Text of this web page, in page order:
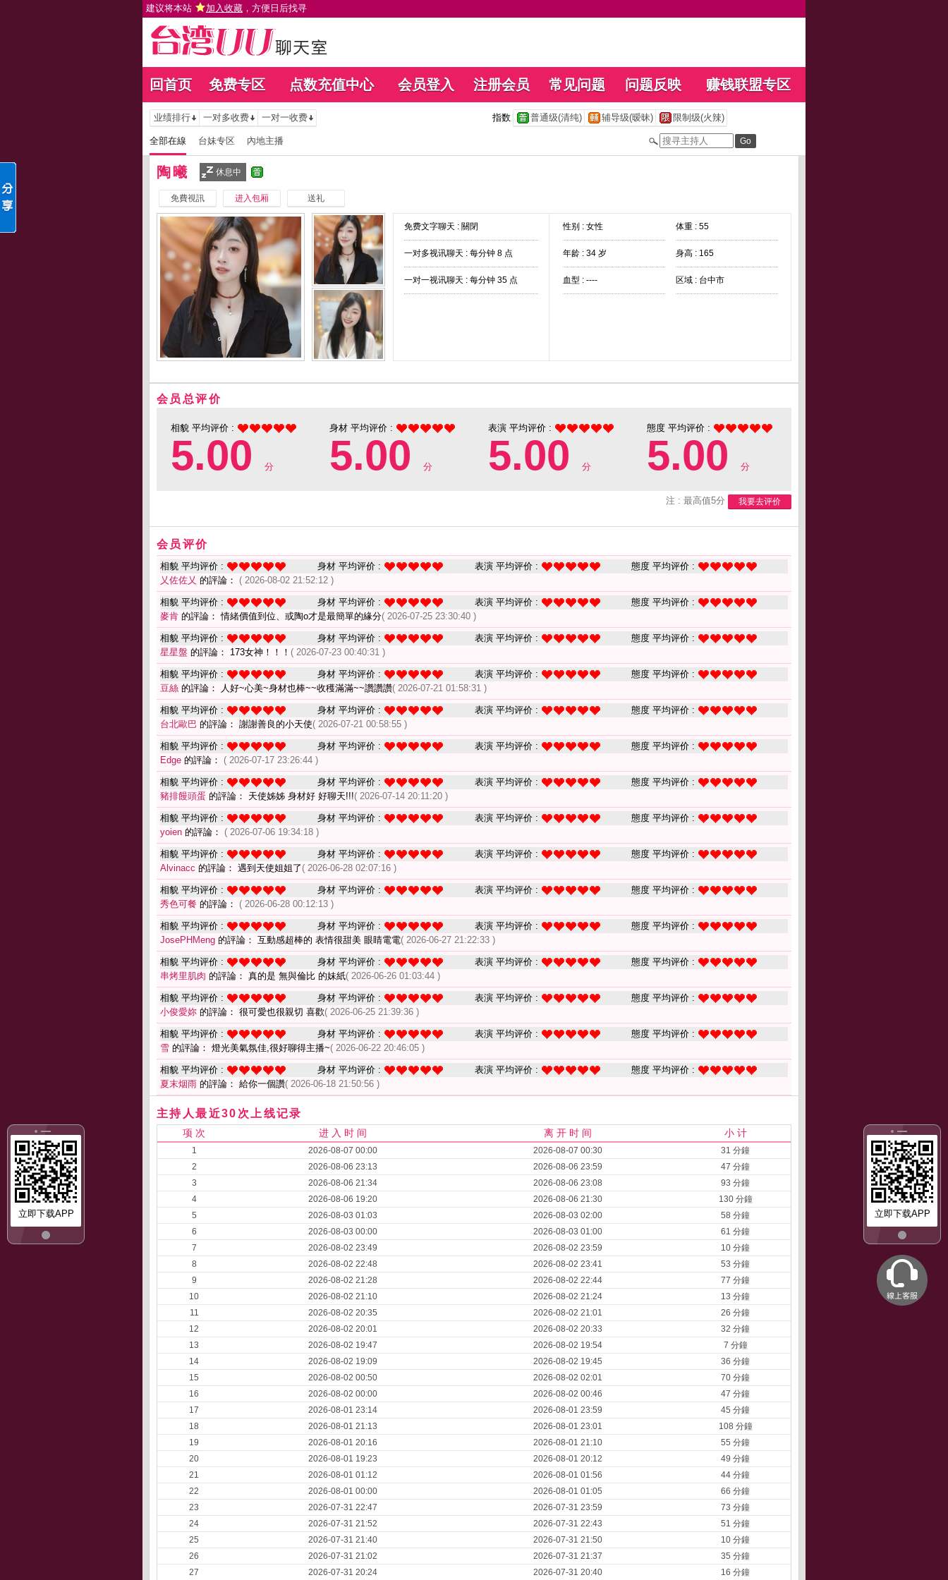
建议将本站 加入收藏 ，方便日后找寻
回首页 免费专区 点数充值中心 会员登入 注册会员 常见问题 问题反映 赚钱联盟专区
立即下载APP
立即下载APP
业绩排行 一对多收费 一对一收费 指数 普通级(清纯) 辅导级(暧昧) 限制级(火辣)
全部在線 台妹专区 內地主播
陶曦 休息中
免費視訊 进入包厢 送礼
免费文字聊天 : 關閉
一对多视讯聊天 : 每分钟 8 点
一对一视讯聊天 : 每分钟 35 点
性别 : 女性 体重 : 55
年龄 : 34 岁 身高 : 165
血型 : ---- 区域 : 台中市
会员总评价
相貌 平均评价 :
5.00 分
身材 平均评价 :
5.00 分
表演 平均评价 :
5.00 分
態度 平均评价 :
5.00 分
注 : 最高值5分 我要去评价
会员评价
相貌 平均评价 : 身材 平均评价 : 表演 平均评价 :
態度 平均评价 :
乂佐佐乂 的評論： ( 2026-08-02 21:52:12 )
相貌 平均评价 : 身材 平均评价 : 表演 平均评价 :
態度 平均评价 :
麥肯 的評論： 情緒價值到位、或陶o才是最簡單的緣分( 2026-07-25 23:30:40 )
相貌 平均评价 : 身材 平均评价 : 表演 平均评价 :
態度 平均评价 :
星星盤 的評論： 173女神！！！ ( 2026-07-23 00:40:31 )
相貌 平均评价 : 身材 平均评价 : 表演 平均评价 :
態度 平均评价 :
豆絲 的評論： 人好~心美~身材也棒~~收穫滿滿~~讚讚讚( 2026-07-21 01:58:31 )
相貌 平均评价 : 身材 平均评价 : 表演 平均评价 :
態度 平均评价 :
台北歐巴 的評論： 謝謝善良的小天使( 2026-07-21 00:58:55 )
相貌 平均评价 : 身材 平均评价 : 表演 平均评价 :
態度 平均评价 :
Edge 的評論： ( 2026-07-17 23:26:44 )
相貌 平均评价 : 身材 平均评价 : 表演 平均评价 :
態度 平均评价 :
豬排饅頭蛋 的評論： 天使姊姊 身材好 好聊天!!!( 2026-07-14 20:11:20 )
相貌 平均评价 : 身材 平均评价 : 表演 平均评价 :
態度 平均评价 :
yoien 的評論： ( 2026-07-06 19:34:18 )
相貌 平均评价 : 身材 平均评价 : 表演 平均评价 :
態度 平均评价 :
Alvinacc 的評論： 遇到天使姐姐了 ( 2026-06-28 02:07:16 )
相貌 平均评价 : 身材 平均评价 : 表演 平均评价 :
態度 平均评价 :
秀色可餐 的評論： ( 2026-06-28 00:12:13 )
相貌 平均评价 : 身材 平均评价 : 表演 平均评价 :
態度 平均评价 :
JosePHMeng 的評論： 互動感超棒的 表情很甜美 眼睛電電( 2026-06-27 21:22:33 )
相貌 平均评价 : 身材 平均评价 : 表演 平均评价 :
態度 平均评价 :
串烤里肌肉 的評論： 真的是 無與倫比 的妹紙( 2026-06-26 01:03:44 )
相貌 平均评价 : 身材 平均评价 : 表演 平均评价 :
態度 平均评价 :
小俊愛妳 的評論： 很可愛也很親切 喜歡( 2026-06-25 21:39:36 )
相貌 平均评价 : 身材 平均评价 : 表演 平均评价 :
態度 平均评价 :
雪 的評論： 燈光美氣氛佳,很好聊得主播~( 2026-06-22 20:46:05 )
相貌 平均评价 : 身材 平均评价 : 表演 平均评价 :
態度 平均评价 :
夏末烟雨 的評論： 給你一個讚( 2026-06-18 21:50:56 )
主持人最近30次上线记录
项 次 进 入 时 间 离 开 时 间 小 计
1 2026-08-07 00:00 2026-08-07 00:30
31 分鐘
2
2026-08-06 23:13 2026-08-06 23:59
47 分鐘
3
2026-08-06 21:34 2026-08-06 23:08
93 分鐘
4
2026-08-06 19:20 2026-08-06 21:30
130 分鐘
5
2026-08-03 01:03 2026-08-03 02:00
58 分鐘
6
2026-08-03 00:00 2026-08-03 01:00
61 分鐘
7
2026-08-02 23:49 2026-08-02 23:59
10 分鐘
8
2026-08-02 22:48 2026-08-02 23:41
53 分鐘
9
2026-08-02 21:28 2026-08-02 22:44
77 分鐘
10
2026-08-02 21:10 2026-08-02 21:24
13 分鐘
11
2026-08-02 20:35 2026-08-02 21:01
26 分鐘
12
2026-08-02 20:01 2026-08-02 20:33
32 分鐘
13
2026-08-02 19:47 2026-08-02 19:54
7 分鐘
14
2026-08-02 19:09 2026-08-02 19:45
36 分鐘
15
2026-08-02 00:50 2026-08-02 02:01
70 分鐘
16
2026-08-02 00:00 2026-08-02 00:46
47 分鐘
17
2026-08-01 23:14 2026-08-01 23:59
45 分鐘
18
2026-08-01 21:13 2026-08-01 23:01
108 分鐘
19
2026-08-01 20:16 2026-08-01 21:10
55 分鐘
20
2026-08-01 19:23 2026-08-01 20:12
49 分鐘
21
2026-08-01 01:12 2026-08-01 01:56
44 分鐘
22
2026-08-01 00:00 2026-08-01 01:05
66 分鐘
23
2026-07-31 22:47 2026-07-31 23:59
73 分鐘
24
2026-07-31 21:52 2026-07-31 22:43
51 分鐘
25
2026-07-31 21:40 2026-07-31 21:50
10 分鐘
26
2026-07-31 21:02 2026-07-31 21:37
35 分鐘
27
2026-07-31 20:24 2026-07-31 20:40 16 分鐘